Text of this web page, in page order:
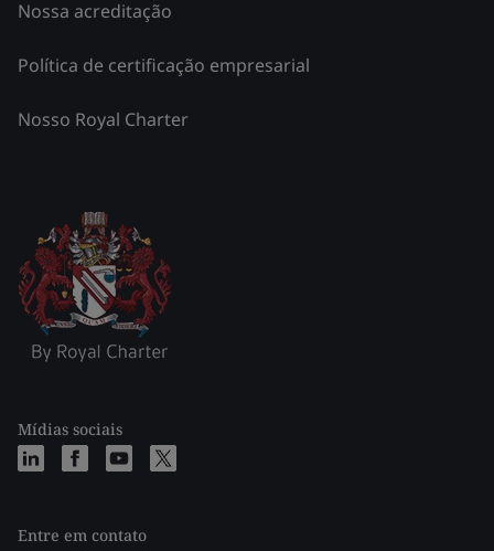
Nossa acreditação
Política de certificação empresarial
Nosso Royal Charter
Mídias sociais
Entre em contato